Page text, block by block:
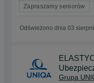
Zapraszamy seniorów
Odświeżono dnia 03
i okolice |
Grupa